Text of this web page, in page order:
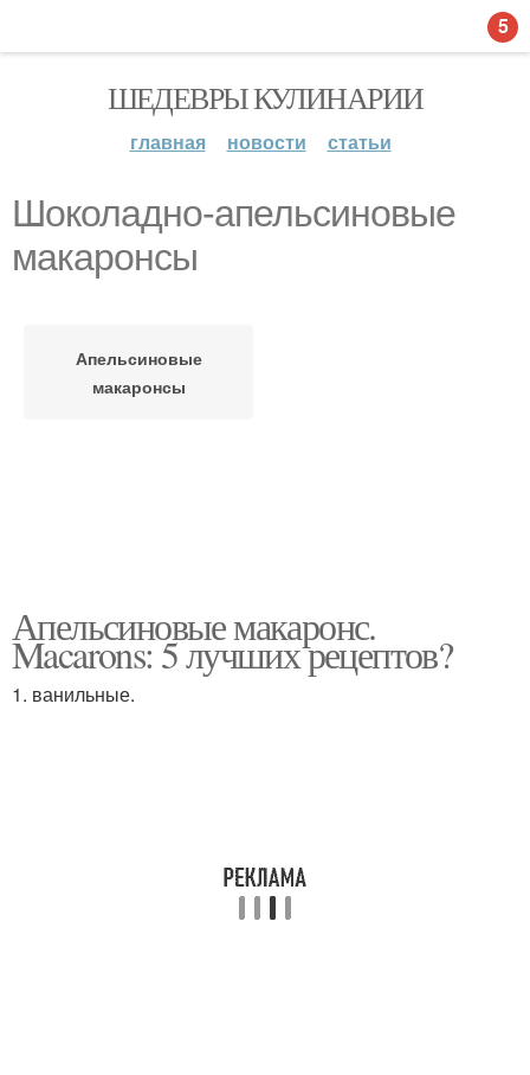
ШЕДЕВРЫ КУЛИНАРИИ
главная новости статьи
Шоколадно-апельсиновые
макаронсы
Апельсиновые
макаронсы
Апельсиновые макаронс.
Macarons: 5 лучших рецептов?
1. ванильные.
5